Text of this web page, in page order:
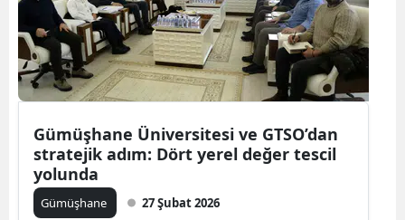
Muğla
Muş
Nevşehir
Niğde
Gümüşhane Üniversitesi ve GTSO’dan
stratejik adım: Dört yerel değer tescil
yolunda
Gümüşhane 27 Şubat 2026